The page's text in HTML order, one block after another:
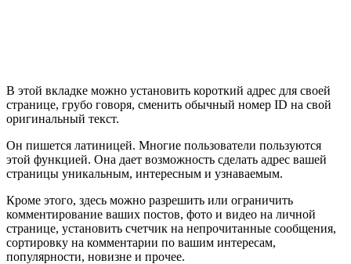
В этой вкладке можно установить короткий адрес для своей
странице, грубо говоря, сменить обычный номер ID на свой
оригинальный текст.
Он пишется латиницей. Многие пользователи пользуются
этой функцией. Она дает возможность сделать адрес вашей
страницы уникальным, интересным и узнаваемым.
Кроме этого, здесь можно разрешить или ограничить
комментирование ваших постов, фото и видео на личной
странице, установить счетчик на непрочитанные сообщения,
сортировку на комментарии по вашим интересам,
популярности, новизне и прочее.